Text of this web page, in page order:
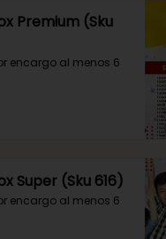
Premium (Sku
encargo al menos 6
Super (Sku 616)
encargo al menos 6